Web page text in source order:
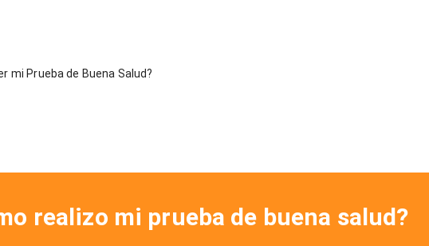
mi Prueba de Buena Salud?
realizo mi prueba de buena salud?